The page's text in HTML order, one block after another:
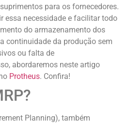
para os fornecedores.
essa necessidade e facilitar todo
do armazenamento dos
continuidade da produção sem
ou falta de
abordaremos neste artigo
Protheus. Confira!
Planning), também